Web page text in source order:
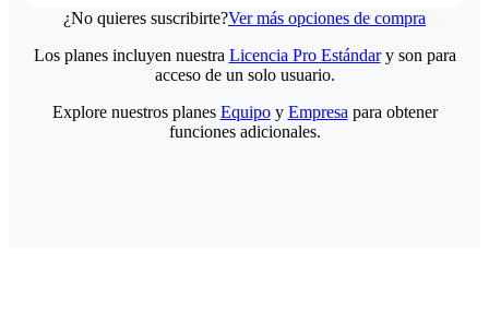
¿No quieres suscribirte?Ver más opciones de compra
Los planes incluyen nuestra Licencia Pro Estándary son para
acceso de un solo usuario.
Explore nuestros planes Equipoy Empresa para obtener
funciones adicionales.